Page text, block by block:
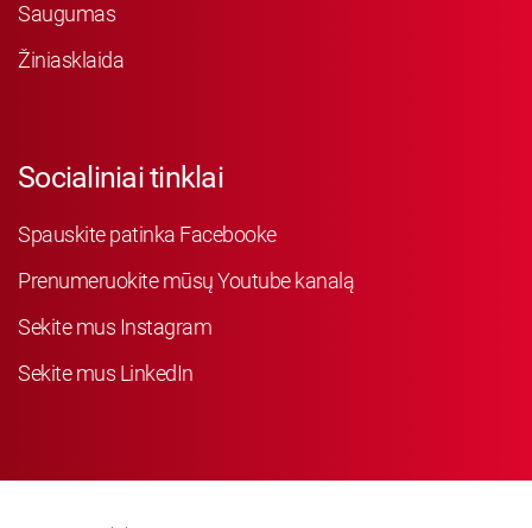
Saugumas
Žiniasklaida
Socialiniai tinklai
Spauskite patinka Facebooke
Prenumeruokite mūsų Youtube kanalą
Sekite mus Instagram
Sekite mus LinkedIn